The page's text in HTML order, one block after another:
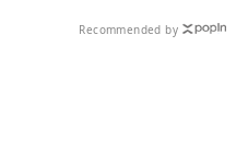
Recommended by